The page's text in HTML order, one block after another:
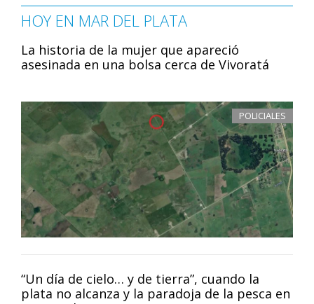
HOY EN MAR DEL PLATA
La historia de la mujer que apareció
asesinada en una bolsa cerca de Vivoratá
POLICIALES
“Un día de cielo… y de tierra”, cuando la
plata no alcanza y la paradoja de la pesca en